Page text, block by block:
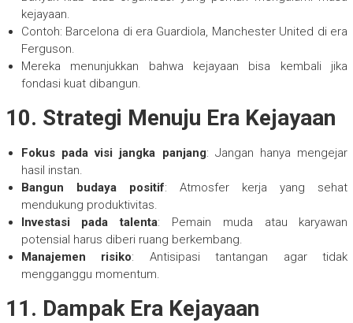
kejayaan.
Contoh: Barcelona di era Guardiola, Manchester United di era
Ferguson.
Mereka menunjukkan bahwa kejayaan bisa kembali jika
fondasi kuat dibangun.
10. Strategi Menuju Era Kejayaan
Fokus pada visi jangka panjang: Jangan hanya mengejar
hasil instan.
Bangun budaya positif: Atmosfer kerja yang sehat
mendukung produktivitas.
Investasi pada talenta: Pemain muda atau karyawan
potensial harus diberi ruang berkembang.
Manajemen risiko: Antisipasi tantangan agar tidak
mengganggu momentum.
11. Dampak Era Kejayaan